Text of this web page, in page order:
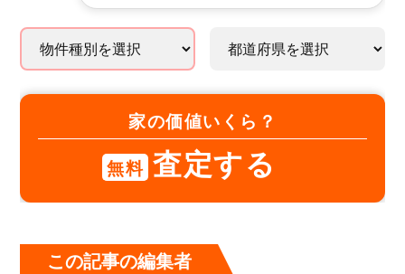
家の価値いくら？
無料 査定する
この記事の編集者